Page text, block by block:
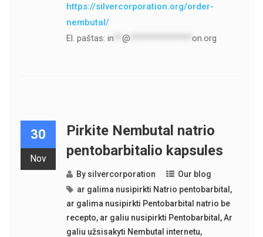
https://silvercorporation.org/order-
nembutal/
El. paštas: in @ on.org
30
Nov
Pirkite Nembutal natrio
pentobarbitalio kapsules
By silvercorporation
Our blog
ar galima nusipirkti Natrio pentobarbital,
ar galima nusipirkti Pentobarbital natrio be
recepto, ar galiu nusipirkti Pentobarbital,Ar
galiu užsisakyti Nembutal internetu,